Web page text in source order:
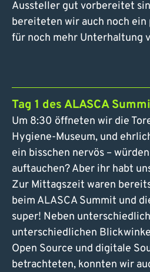
Aussteller gut vorbereitet
bereiteten wir auch noch ein
für noch mehr Unterhaltung
Tag 1 des ALASCA
Um 8:30 öffneten wir die
Hygiene-Museum, und
ein bisschen nervös –
auftauchen? Aber ihr habt
Zur Mittagszeit waren
beim ALASCA Summit und
super! Neben
unterschiedlichen
Open Source und digitale
betrachteten, konnten wir